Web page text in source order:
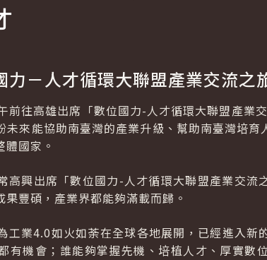
－人才循環大聯盟產業交流之
前往高雄出席「數位國力-人才循環大聯盟產業
未來能協助南臺灣的產業升級、幫助南臺灣培
國家。
高興出席「數位國力-人才循環大聯盟產業交流
豐碩，產業界都能夠滿載而歸。
工業4.0如火如荼在全球各地展開，已經進入新
有機會；誰能夠掌握先機、培植人才、厚實數